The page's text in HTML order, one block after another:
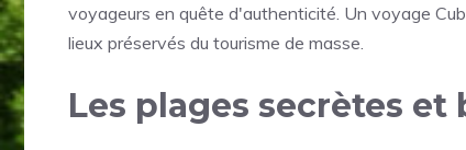
voyageurs en quête d'authenticité. Un voyage
lieux préservés du tourisme de masse.
Les plages secrètes et